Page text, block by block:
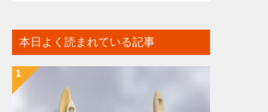
本日よく読まれている記事